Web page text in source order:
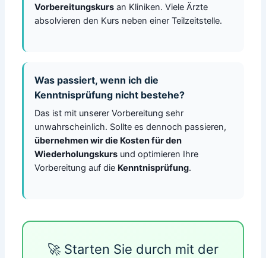
Vorbereitungskursan Kliniken. Viele Ärzte
absolvieren den Kurs neben einer Teilzeitstelle.
Was passiert, wenn ich die
Kenntnisprüfung nicht bestehe?
Das ist mit unserer Vorbereitung sehr
unwahrscheinlich. Sollte es dennoch passieren,
übernehmen wir die Kosten für den
Wiederholungskursund optimieren Ihre
Vorbereitung auf die Kenntnisprüfung.
🚀 Starten Sie durch mit der